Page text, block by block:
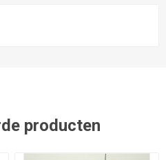
producten